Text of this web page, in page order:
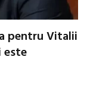
pentru Vitalii
este